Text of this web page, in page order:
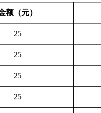
额（元）
25
25
25
25